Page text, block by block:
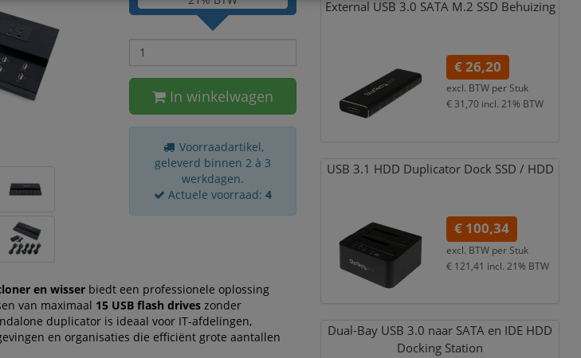
In winkelwagen
Voorraadartikel,
geleverd binnen 2 à 3
werkdagen.
Actuele voorraad: 4
en wisserbiedt een professionele oplossing
van maximaal 15 USB flash driveszonder
duplicator is ideaal voor IT-afdelingen,
en organisaties die efficiënt grote aantallen
External USB 3.0 SATA M.2 SSD Behuizing
€ 26,20
excl. BTW per Stuk
€ 31,70 incl. 21% BTW
USB 3.1 HDD Duplicator Dock SSD / HDD
€ 100,34
excl. BTW per Stuk
€ 121,41 incl. 21% BTW
Dual-Bay USB 3.0 naar SATA en IDE HDD
Docking Station